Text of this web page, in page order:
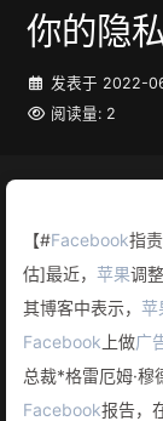
你的隐
发表于 2022-
阅读量: 2
【#Facebook指责
估]最近， 苹果调
其博客中表示， 苹
Facebook 上做广
总裁*格雷厄姆·
Facebook报告，